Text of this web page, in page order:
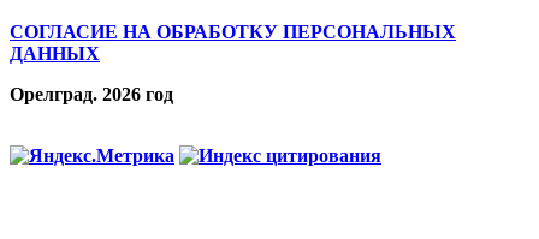
СОГЛАСИЕ НА ОБРАБОТКУ ПЕРСОНАЛЬНЫХ
ДАННЫХ
Орелград. 2026 год